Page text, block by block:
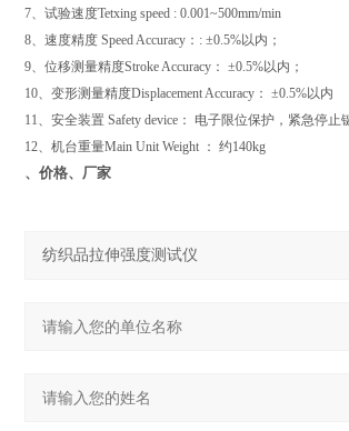
7、试验速度Tetxing speed : 0.001~500mm/min
8、速度精度 Speed Accuracy：: ±0.5%以内；
9、位移测量精度Stroke Accuracy： ±0.5%以内；
10、变形测量精度Displacement Accuracy： ±0.5%以内
11、安全装置 Safety device： 电子限位保护，紧急停止
12、机台重量Main Unit Weight ： 约140kg
、价格、厂家